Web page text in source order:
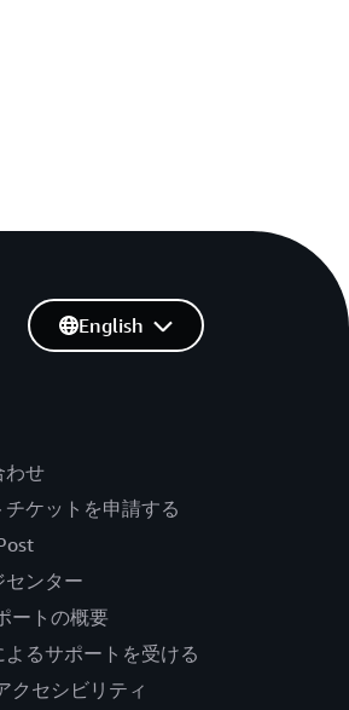
わせ
ケットを申請する
ンター
ートの概要
るサポートを受ける
クセシビリティ
English